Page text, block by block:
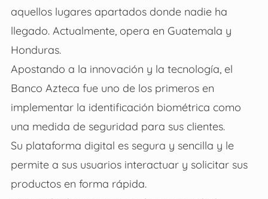
aquellos lugares apartados donde nadie ha
llegado. Actualmente, opera en Guatemala y
Honduras.
Apostando a la innovación y la tecnología, el
Banco Azteca fue uno de los primeros en
implementar la identificación biométrica como
una medida de seguridad para sus clientes.
Su plataforma digital es segura y sencilla y le
permite a sus usuarios interactuar y solicitar sus
productos en forma rápida.